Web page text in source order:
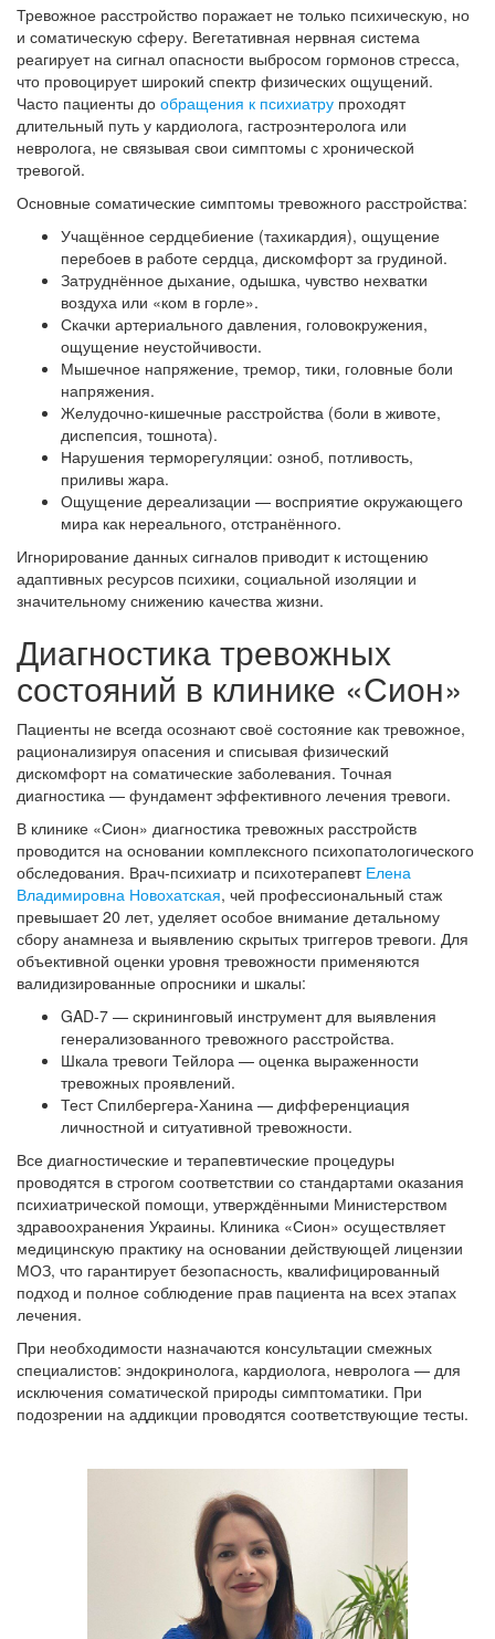
Тревожное расстройство поражает не только психическую, но
и соматическую сферу. Вегетативная нервная система
реагирует на сигнал опасности выбросом гормонов стресса,
что провоцирует широкий спектр физических ощущений.
Часто пациенты до обращения к психиатру проходят
длительный путь у кардиолога, гастроэнтеролога или
невролога, не связывая свои симптомы с хронической
тревогой.
Основные соматические симптомы тревожного расстройства:
Учащённое сердцебиение (тахикардия), ощущение
перебоев в работе сердца, дискомфорт за грудиной.
Затруднённое дыхание, одышка, чувство нехватки
воздуха или «ком в горле».
Скачки артериального давления, головокружения,
ощущение неустойчивости.
Мышечное напряжение, тремор, тики, головные боли
напряжения.
Желудочно-кишечные расстройства (боли в животе,
диспепсия, тошнота).
Нарушения терморегуляции: озноб, потливость,
приливы жара.
Ощущение дереализации — восприятие окружающего
мира как нереального, отстранённого.
Игнорирование данных сигналов приводит к истощению
адаптивных ресурсов психики, социальной изоляции и
значительному снижению качества жизни.
Диагностика тревожных
состояний в клинике «Сион»
Пациенты не всегда осознают своё состояние как тревожное,
рационализируя опасения и списывая физический
дискомфорт на соматические заболевания. Точная
диагностика — фундамент эффективного лечения тревоги.
В клинике «Сион» диагностика тревожных расстройств
проводится на основании комплексного психопатологического
обследования. Врач-психиатр и психотерапевт Елена
Владимировна Новохатская, чей профессиональный стаж
превышает 20 лет, уделяет особое внимание детальному
сбору анамнеза и выявлению скрытых триггеров тревоги. Для
объективной оценки уровня тревожности применяются
валидизированные опросники и шкалы:
GAD-7 — скрининговый инструмент для выявления
генерализованного тревожного расстройства.
Шкала тревоги Тейлора — оценка выраженности
тревожных проявлений.
Тест Спилбергера-Ханина — дифференциация
личностной и ситуативной тревожности.
Все диагностические и терапевтические процедуры
проводятся в строгом соответствии со стандартами оказания
психиатрической помощи, утверждёнными Министерством
здравоохранения Украины. Клиника «Сион» осуществляет
медицинскую практику на основании действующей лицензии
МОЗ, что гарантирует безопасность, квалифицированный
подход и полное соблюдение прав пациента на всех этапах
лечения.
При необходимости назначаются консультации смежных
специалистов: эндокринолога, кардиолога, невролога — для
исключения соматической природы симптоматики. При
подозрении на аддикции проводятся соответствующие тесты.